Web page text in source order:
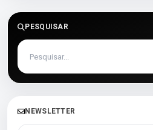
PESQUISAR
NEWSLETTER